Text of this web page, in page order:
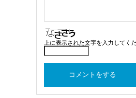
上に表示された文字を入力してくだ